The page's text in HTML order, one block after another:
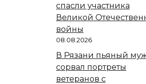
спасли участника
Великой
войны
08.08.2026
В Рязани пьяный
сорвал портреты
ветеранов с